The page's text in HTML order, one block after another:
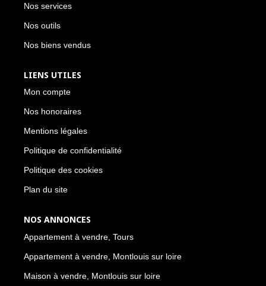
Nos services
Nos outils
Nos biens vendus
LIENS UTILES
Mon compte
Nos honoraires
Mentions légales
Politique de confidentialité
Politique des cookies
Plan du site
NOS ANNONCES
Appartement à vendre, Tours
Appartement à vendre, Montlouis sur loire
Maison à vendre, Montlouis sur loire